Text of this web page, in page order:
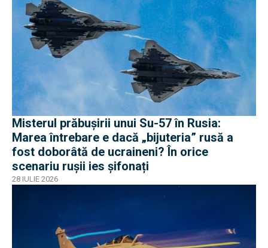
Misterul prăbușirii unui Su-57 în Rusia:
Marea întrebare e dacă „bijuteria” rusă a
fost doborâtă de ucraineni? În orice
scenariu rușii ies șifonați
28 IULIE 2026